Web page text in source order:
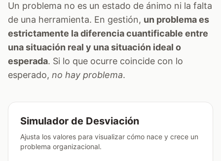
Un problema no es un estado de ánimo ni la falta
de una herramienta. En gestión, un problema es
estrictamente la diferencia cuantificable entre
una situación real y una situación ideal o
esperada. Si lo que ocurre coincide con lo
esperado, no hay problema.
Simulador de Desviación
Ajusta los valores para visualizar cómo nace y crece un
problema organizacional.